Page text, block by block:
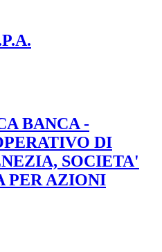
BANCA -
DI
SOCIETA'
PER AZIONI